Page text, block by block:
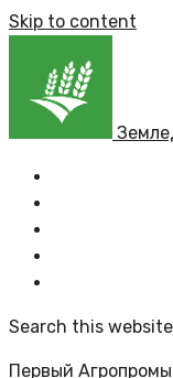
Skip to content
Search this website
Первый